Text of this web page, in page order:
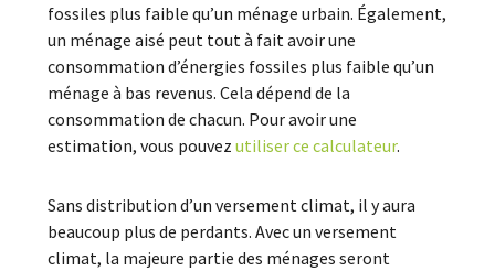
fossiles plus faible qu’un ménage urbain. Également,
un ménage aisé peut tout à fait avoir une
consommation d’énergies fossiles plus faible qu’un
ménage à bas revenus. Cela dépend de la
consommation de chacun. Pour avoir une
estimation, vous pouvez utiliser ce calculateur.
Sans distribution d’un versement climat, il y aura
beaucoup plus de perdants. Avec un versement
climat, la majeure partie des ménages seront